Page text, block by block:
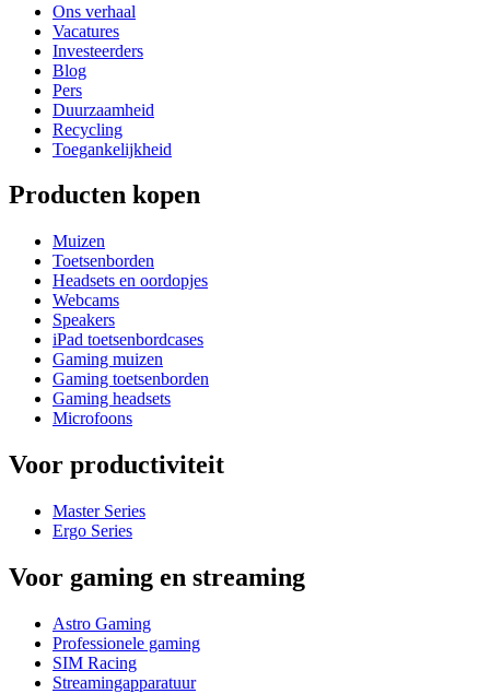
Ons verhaal
Vacatures
Investeerders
Blog
Pers
Duurzaamheid
Recycling
Toegankelijkheid
Producten kopen
Muizen
Toetsenborden
Headsets en oordopjes
Webcams
Speakers
iPad toetsenbordcases
Gaming muizen
Gaming toetsenborden
Gaming headsets
Microfoons
Voor productiviteit
Master Series
Ergo Series
Voor gaming en streaming
Astro Gaming
Professionele gaming
SIM Racing
Streamingapparatuur